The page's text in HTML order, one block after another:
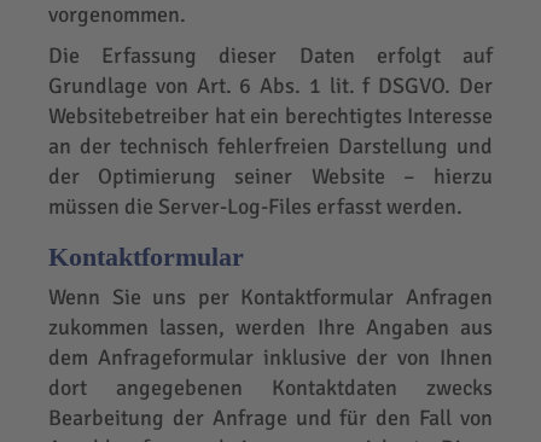
vorgenommen.
Die Erfassung dieser Daten erfolgt auf
Grundlage von Art. 6 Abs. 1 lit. f DSGVO. Der
Websitebetreiber hat ein berechtigtes Interesse
an der technisch fehlerfreien Darstellung und
der Optimierung seiner Website – hierzu
müssen die Server-Log-Files erfasst werden.
Kontaktformular
Wenn Sie uns per Kontaktformular Anfragen
zukommen lassen, werden Ihre Angaben aus
dem Anfrageformular inklusive der von Ihnen
dort angegebenen Kontaktdaten zwecks
Bearbeitung der Anfrage und für den Fall von